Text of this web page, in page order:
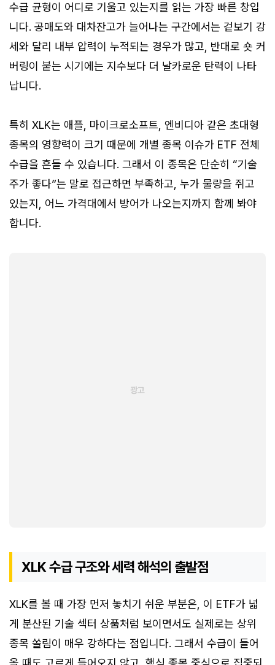
수급 균형이 어디로 기울고 있는지를 읽는 가장 빠른 창입
니다. 공매도와 대차잔고가 늘어나는 구간에서는 겉보기 강
세와 달리 내부 압력이 누적되는 경우가 많고, 반대로 숏 커
버링이 붙는 시기에는 지수보다 더 날카로운 탄력이 나타
납니다.
특히 XLK는 애플, 마이크로소프트, 엔비디아 같은 초대형
종목의 영향력이 크기 때문에 개별 종목 이슈가 ETF 전체
수급을 흔들 수 있습니다. 그래서 이 종목은 단순히 “기술
주가 좋다”는 말로 접근하면 부족하고, 누가 물량을 쥐고
있는지, 어느 가격대에서 방어가 나오는지까지 함께 봐야
합니다.
XLK 수급 구조와 세력 해석의 출발점
XLK를 볼 때 가장 먼저 놓치기 쉬운 부분은, 이 ETF가 넓
게 분산된 기술 섹터 상품처럼 보이면서도 실제로는 상위
종목 쏠림이 매우 강하다는 점입니다. 그래서 수급이 들어